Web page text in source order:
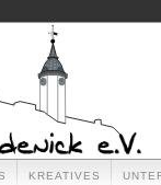
KREATIVES